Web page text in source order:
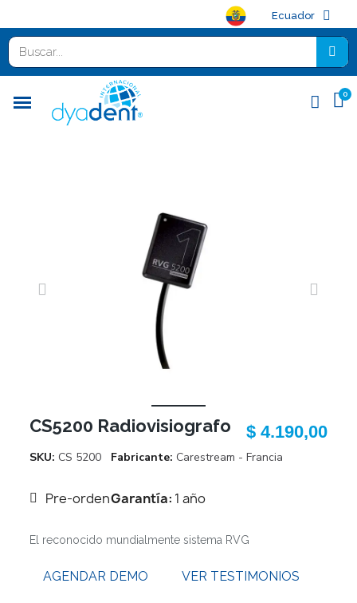
Ecuador
CS5200 Radiovisiografo
SKU CS 5200 Fabricante Carestream - Francia
$ 4.190,00
Pre-ordenGarantía: 1 año
El reconocido mundialmente sistema RVG
AGENDAR DEMO VER TESTIMONIOS